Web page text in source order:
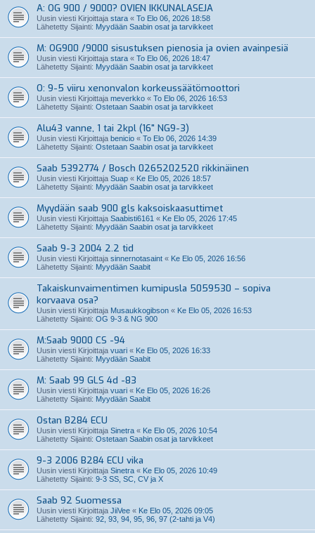
A: OG 900 / 9000? OVIEN IKKUNALASEJA
Uusin viesti Kirjoittaja stara « To Elo 06, 2026 18:58
Lähetetty Sijainti: Myydään Saabin osat ja tarvikkeet
M: OG900 /9000 sisustuksen pienosia ja ovien avainpesiä
Uusin viesti Kirjoittaja stara « To Elo 06, 2026 18:47
Lähetetty Sijainti: Myydään Saabin osat ja tarvikkeet
O: 9-5 viiru xenonvalon korkeussäätömoottori
Uusin viesti Kirjoittaja meverkko « To Elo 06, 2026 16:53
Lähetetty Sijainti: Ostetaan Saabin osat ja tarvikkeet
Alu43 vanne, 1 tai 2kpl (16" NG9-3)
Uusin viesti Kirjoittaja benicio « To Elo 06, 2026 14:39
Lähetetty Sijainti: Ostetaan Saabin osat ja tarvikkeet
Saab 5392774 / Bosch 0265202520 rikkinäinen
Uusin viesti Kirjoittaja Suap « Ke Elo 05, 2026 18:57
Lähetetty Sijainti: Myydään Saabin osat ja tarvikkeet
Myydään saab 900 gls kaksoiskaasuttimet
Uusin viesti Kirjoittaja Saabisti6161 « Ke Elo 05, 2026 17:45
Lähetetty Sijainti: Myydään Saabin osat ja tarvikkeet
Saab 9-3 2004 2.2 tid
Uusin viesti Kirjoittaja sinnernotasaint « Ke Elo 05, 2026 16:56
Lähetetty Sijainti: Myydään Saabit
Takaiskunvaimentimen kumipusla 5059530 – sopiva
korvaava osa?
Uusin viesti Kirjoittaja Musaukkogibson « Ke Elo 05, 2026 16:53
Lähetetty Sijainti: OG 9-3 & NG 900
M:Saab 9000 CS -94
Uusin viesti Kirjoittaja vuari « Ke Elo 05, 2026 16:33
Lähetetty Sijainti: Myydään Saabit
M: Saab 99 GLS 4d -83
Uusin viesti Kirjoittaja vuari « Ke Elo 05, 2026 16:26
Lähetetty Sijainti: Myydään Saabit
Ostan B284 ECU
Uusin viesti Kirjoittaja Sinetra « Ke Elo 05, 2026 10:54
Lähetetty Sijainti: Ostetaan Saabin osat ja tarvikkeet
9-3 2006 B284 ECU vika
Uusin viesti Kirjoittaja Sinetra « Ke Elo 05, 2026 10:49
Lähetetty Sijainti: 9-3 SS, SC, CV ja X
Saab 92 Suomessa
Uusin viesti Kirjoittaja JiiVee « Ke Elo 05, 2026 09:05
Lähetetty Sijainti: 92, 93, 94, 95, 96, 97 (2-tahti ja V4)